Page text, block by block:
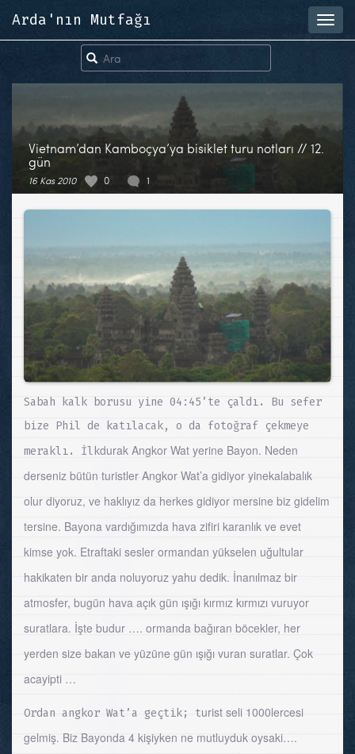
Arda'nın Mutfağı
Vietnam’dan Kamboçya’ya bisiklet turu notları // 12.
gün
16 Kas 2010 0 1
Sabah kalk borusu yine 04:45’te çaldı. Bu sefer
bize Phil de katılacak, o da fotoğraf çekmeye
meraklı. İlkdurak Angkor Wat yerine Bayon. Neden
derseniz bütün turistler Angkor Wat’a gidiyor yinekalabalık
olur diyoruz, ve haklıyız da herkes gidiyor mersine biz gidelim
tersine. Bayona vardığımızda hava zifiri karanlık ve evet
kimse yok. Etraftaki sesler ormandan yükselen uğultular
hakikaten bir anda noluyoruz yahu dedik. İnanılmaz bir
atmosfer, bugün hava açık gün ışığı kırmız kırmızı vuruyor
suratlara. İşte budur …. ormanda bağıran böcekler, her
yerden size bakan ve yüzüne gün ışığı vuran suratlar. Çok
acayipti …
Ordan angkor Wat’a geçtik; turist seli 1000lercesi
gelmiş. Biz Bayonda 4 kişiyken ne mutluyduk oysaki….